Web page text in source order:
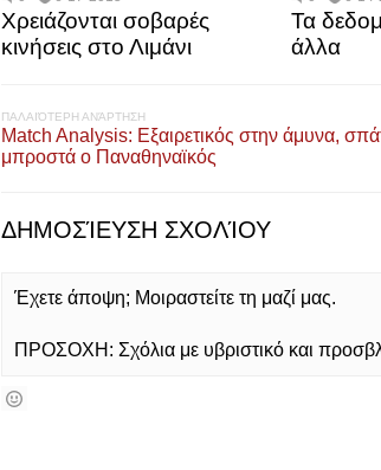
Χρειάζονται σοβαρές
κινήσεις στο Λιμάνι
Τα
άλλα
ΠΑΛΑΙΌΤΕΡΗ ΑΝΆΡΤΗΣΗ
Match Analysis: Εξαιρετικός στην άμυνα,
μπροστά ο Παναθηναϊκός
ΔΗΜΟΣΊΕΥΣΗ ΣΧΟΛΊΟΥ
Έχετε άποψη; Μοιραστείτε τη μαζί μας.
ΠΡΟΣΟΧΗ: Σχόλια με υβριστικό και